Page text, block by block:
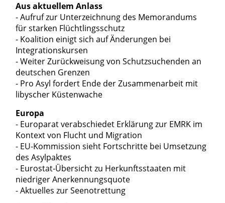
Aus aktuellem Anlass
- Aufruf zur Unterzeichnung des Memorandums
für starken Flüchtlingsschutz
- Koalition einigt sich auf Änderungen bei
Integrationskursen
- Weiter Zurückweisung von Schutzsuchenden an
deutschen Grenzen
- Pro Asyl fordert Ende der Zusammenarbeit mit
libyscher Küstenwache
Europa
- Europarat verabschiedet Erklärung zur EMRK im
Kontext von Flucht und Migration
- EU-Kommission sieht Fortschritte bei Umsetzung
des Asylpaktes
- Eurostat-Übersicht zu Herkunftsstaaten mit
niedriger Anerkennungsquote
- Aktuelles zur Seenotrettung